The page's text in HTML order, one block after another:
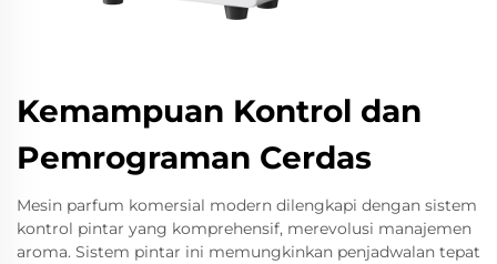
Kemampuan Kontrol dan
Pemrograman Cerdas
Mesin parfum komersial modern dilengkapi dengan sistem
kontrol pintar yang komprehensif, merevolusi manajemen
aroma. Sistem pintar ini memungkinkan penjadwalan tepat